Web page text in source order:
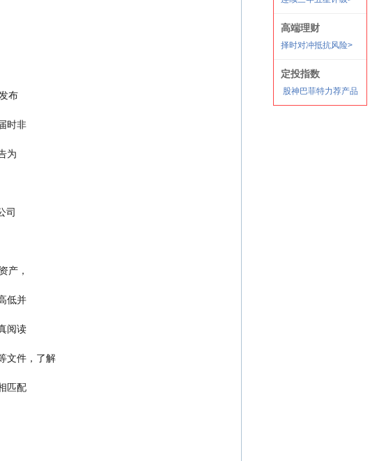
发布
届时非
为
司
产，
高低并
真阅读
等文件，了解
相匹配